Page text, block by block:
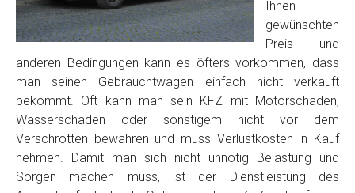
Foto Nr. 3
Sonstiges
Ihnen
gewünschten
Preis und
anderen Bedingungen kann es öfters vorkommen, dass
man seinen Gebrauchtwagen einfach nicht verkauft
bekommt. Oft kann man sein KFZ mit Motorschäden,
Wasserschaden oder sonstigem nicht vor dem
Verschrotten bewahren und muss Verlustkosten in Kauf
nehmen. Damit man sich nicht unnötig Belastung und
Sorgen machen muss, ist der Dienstleistung des